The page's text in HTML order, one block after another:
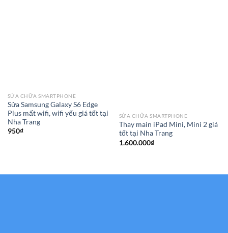
SỬA CHỮA SMARTPHONE
Sửa Samsung Galaxy S6 Edge
Plus mất wifi, wifi yếu giá tốt tại
Nha Trang
950₫
SỬA CHỮA SMARTPHONE
Thay main iPad Mini, Mini 2 giá
tốt tại Nha Trang
1.600.000₫